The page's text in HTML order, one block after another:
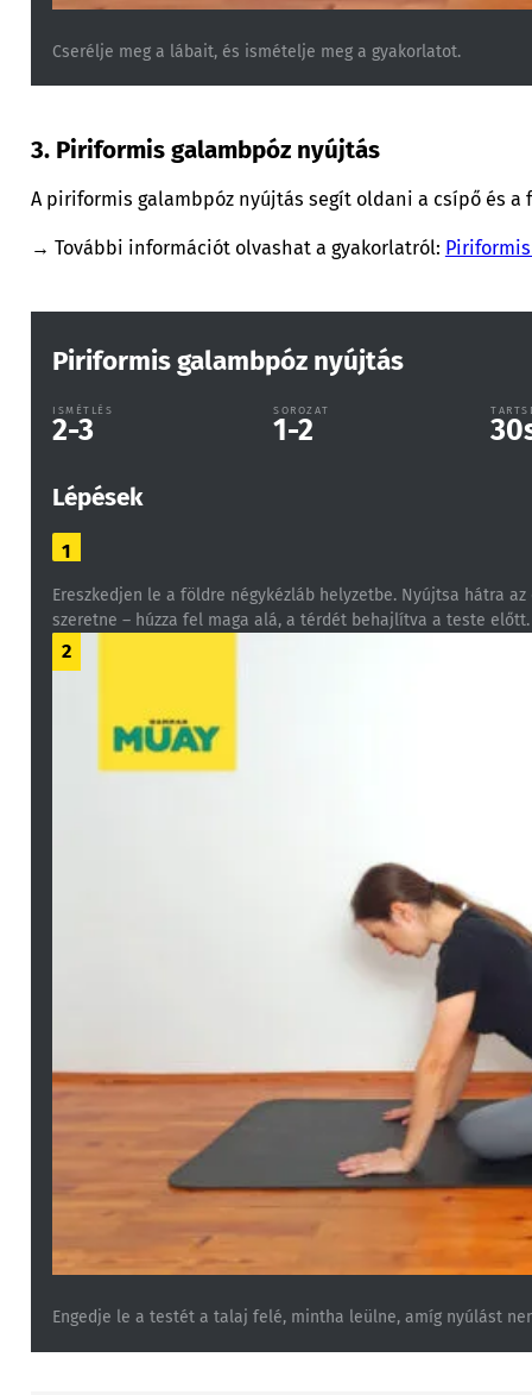
Cserélje meg a lábait, és ismételje meg a gyakorlatot.
3. Piriformis galambpóz nyújtás
A piriformis galambpóz nyújtás segít oldani a csípő és
→ További információt olvashat a gyakorlatról:
Piriformis galambpóz nyújtás
ISMÉTLÉS
2-3
SOROZAT
1-2 30
Lépések
1
Ereszkedjen le a földre négykézláb helyzetbe. Nyújtsa hátra
szeretne – húzza fel maga alá, a térdét behajlítva a teste előtt.
2
Engedje le a testét a talaj felé, mintha leülne, amíg nyúlást